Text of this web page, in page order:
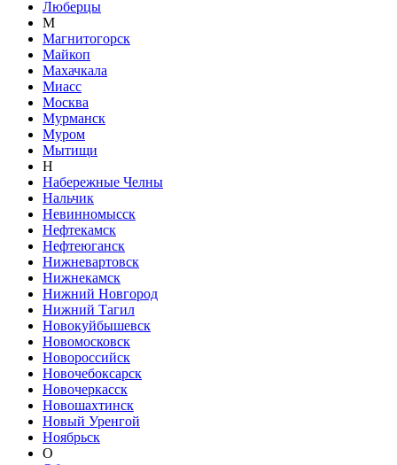
Люберцы
М
Магнитогорск
Майкоп
Махачкала
Миасс
Москва
Мурманск
Муром
Мытищи
Н
Набережные Челны
Нальчик
Невинномысск
Нефтекамск
Нефтеюганск
Нижневартовск
Нижнекамск
Нижний Новгород
Нижний Тагил
Новокуйбышевск
Новомосковск
Новороссийск
Новочебоксарск
Новочеркасск
Новошахтинск
Новый Уренгой
Ноябрьск
О